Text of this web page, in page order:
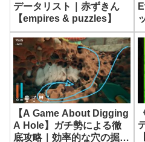
データリスト｜赤ずきん
【empires & puzzles】
【A Game About Digging
A Hole】ガチ勢による徹
底攻略｜効率的な穴の掘り